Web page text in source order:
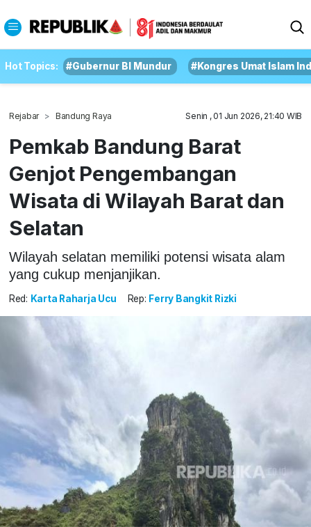
Hot Topics: #Gubernur BI Mundur #Kongres Umat Islam
Rejabar Bandung Raya Senin , 01 Jun 2026, 21:40 WIB
Pemkab Bandung Barat
Genjot Pengembangan
Wisata di Wilayah Barat dan
Selatan
Wilayah selatan memiliki potensi wisata alam
yang cukup menjanjikan.
Red: Karta Raharja Ucu Rep: Ferry Bangkit Rizki